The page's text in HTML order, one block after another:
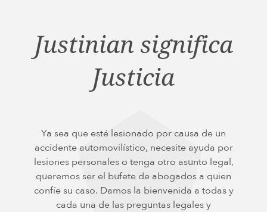
Justinian significa
Justicia
Ya sea que esté lesionado por causa de un
accidente automovilístico, necesite ayuda por
lesiones personales o tenga otro asunto legal,
queremos ser el bufete de abogados a quien
confíe su caso. Damos la bienvenida a todas y
cada una de las preguntas legales y